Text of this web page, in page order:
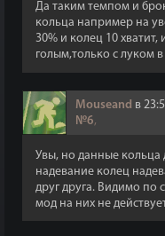
Да таким темпом и
кольца например на
30% и колец 10
голым,только с луком в
Mouseand в
№6,
Увы, но данные кольца
надевание колец
друг друга. Видимо по
мод на них не